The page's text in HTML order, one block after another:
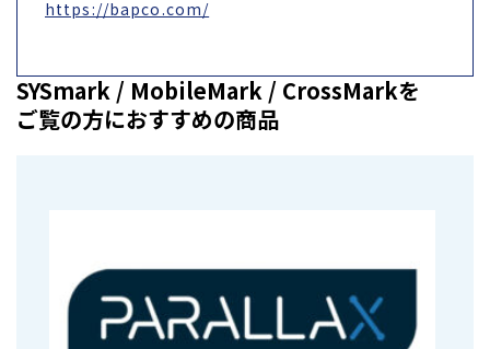
https://bapco.com/
SYSmark / MobileMark / CrossMarkを
ご覧の方におすすめの商品